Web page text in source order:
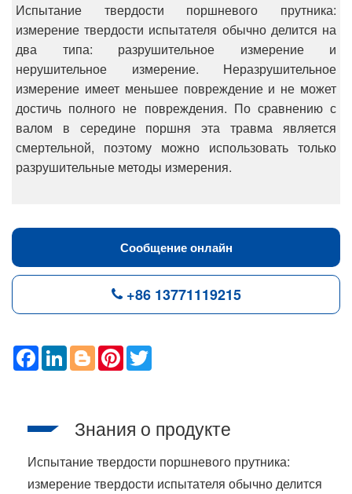
Испытание твердости поршневого прутника:
измерение твердости испытателя обычно делится на
два типа: разрушительное измерение и
нерушительное измерение. Неразрушительное
измерение имеет меньшее повреждение и не может
достичь полного не повреждения. По сравнению с
валом в середине поршня эта травма является
смертельной, поэтому можно использовать только
разрушительные методы измерения.
Сообщение онлайн
+86 13771119215
F
a
o
L
B
r
P
e
s
Знания о продукте
Испытание твердости поршневого прутника:
измерение твердости испытателя обычно делится